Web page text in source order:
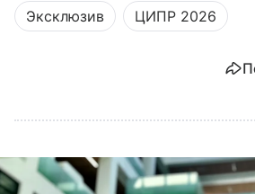
Эксклюзив ЦИПР 2026